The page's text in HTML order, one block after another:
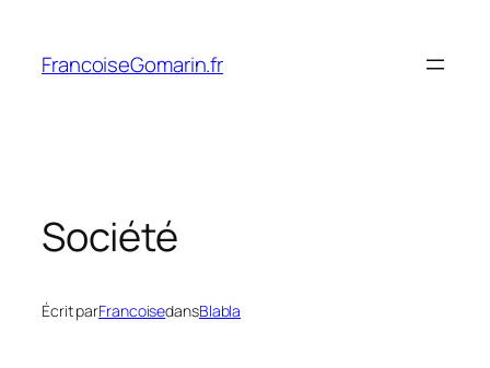
contenu
FrancoiseGomarin.fr
Société
Écrit parFrancoisedansBlabla